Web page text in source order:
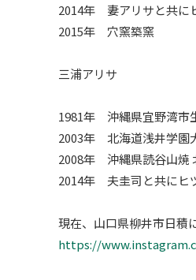
2014年 妻アリサと共に
2015年 穴窯築窯
三浦アリサ
1981年 沖縄県宜野湾市
2003年 北海道浅井学園
2008年 沖縄県読谷山焼
2014年 夫圭司と共にヒ
現在、山口県柳井市日積
https://